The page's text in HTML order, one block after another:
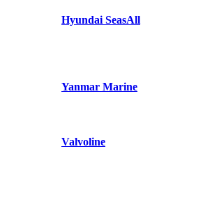
Hyundai SeasAll
Yanmar Marine
Valvoline